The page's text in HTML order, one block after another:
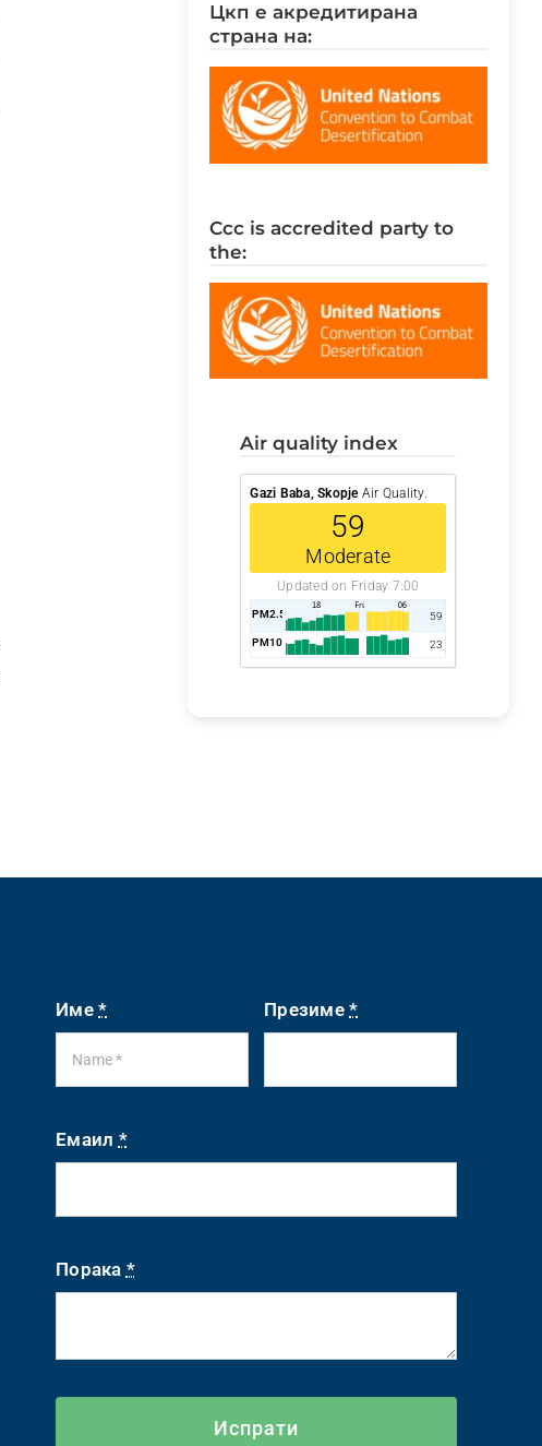
цкп е акредитирана
страна на:
ccc is accredited party to
the:
air quality index
Gazi Baba, SkopjeAir Quality.
59
Moderate
Updated on Friday 7:00
PM2.5 59
PM10 AQI 23
Име* Презиме*
Емаил *
Порака *
Испрати